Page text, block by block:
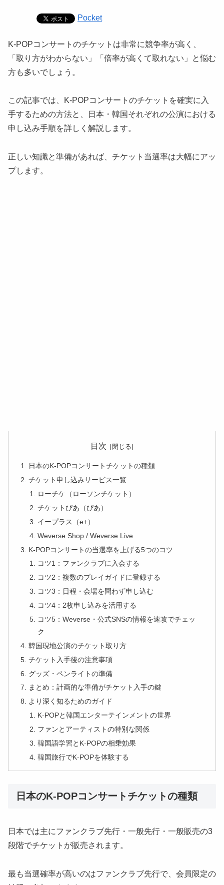
Pocket
K-POPコンサートのチケットは非常に競争率が高く、
「取り方がわからない」「倍率が高くて取れない」と悩む
方も多いでしょう。
この記事では、K-POPコンサートのチケットを確実に入
手するための方法と、日本・韓国それぞれの公演における
申し込み手順を詳しく解説します。
正しい知識と準備があれば、チケット当選率は大幅にアッ
プします。
目次
日本のK-POPコンサートチケットの種類
チケット申し込みサービス一覧
ローチケ（ローソンチケット）
チケットぴあ（ぴあ）
イープラス（e+）
Weverse Shop / Weverse Live
K-POPコンサートの当選率を上げる5つのコツ
コツ1：ファンクラブに入会する
コツ2：複数のプレイガイドに登録する
コツ3：日程・会場を問わず申し込む
コツ4：2枚申し込みを活用する
コツ5：Weverse・公式SNSの情報を速攻でチェッ
ク
韓国現地公演のチケット取り方
チケット入手後の注意事項
グッズ・ペンライトの準備
まとめ：計画的な準備がチケット入手の鍵
より深く知るためのガイド
K-POPと韓国エンターテインメントの世界
ファンとアーティストの特別な関係
韓国語学習とK-POPの相乗効果
韓国旅行でK-POPを体験する
日本のK-POPコンサートチケットの種類
日本では主にファンクラブ先行・一般先行・一般販売の3
段階でチケットが販売されます。
最も当選確率が高いのはファンクラブ先行で、会員限定の